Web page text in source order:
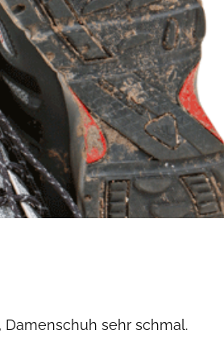
sehr schmal.